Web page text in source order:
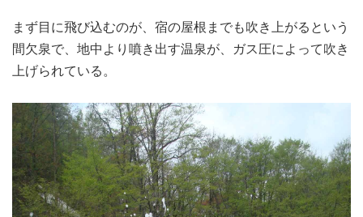
まず目に飛び込むのが、宿の屋根までも吹き上がるという
間欠泉で、地中より噴き出す温泉が、ガス圧によって吹き
上げられている。